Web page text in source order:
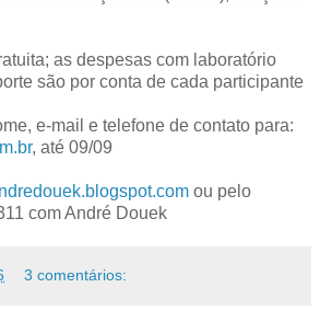
as despesas com laboratório
são por conta de cada participante
e-mail e telefone de contato para:
, até 09/09
ou pelo
com André Douek
3 comentários: